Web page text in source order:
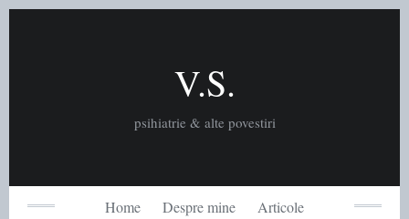
V.S.
psihiatrie & alte povestiri
Home Despre mine
Articole